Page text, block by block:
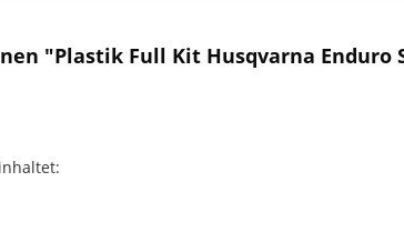
"Plastik Full Kit Husqvarna Enduro